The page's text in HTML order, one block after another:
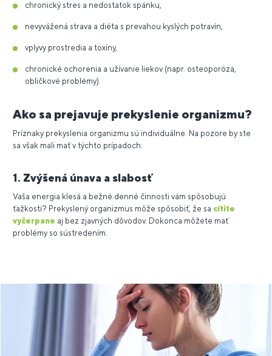
chronický stres a nedostatok spánku,
nevyvážená strava a diéta s prevahou kyslých potravín,
vplyvy prostredia a toxíny,
chronické ochorenia a užívanie liekov (napr. osteoporóza,
obličkové problémy).
Ako sa prejavuje prekyslenie organizmu?
Príznaky prekyslenia organizmu sú individuálne. Na pozore by ste
sa však mali mať v týchto prípadoch:
1. Zvýšená únava a slabosť
Vaša energia klesá a bežné denné činnosti vám spôsobujú
ťažkosti? Prekyslený organizmus môže spôsobiť, že sa cítite
vyčerpane aj bez zjavných dôvodov. Dokonca môžete mať
problémy so sústredením.